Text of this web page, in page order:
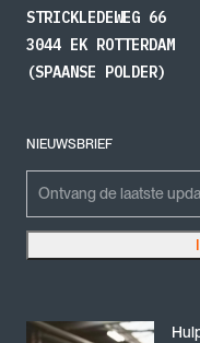
STRICKLEDEWEG 66
3044 EK ROTTERDAM
(SPAANSE POLDER)
NIEUWSBRIEF
Email
Dit veld is bedoeld voor